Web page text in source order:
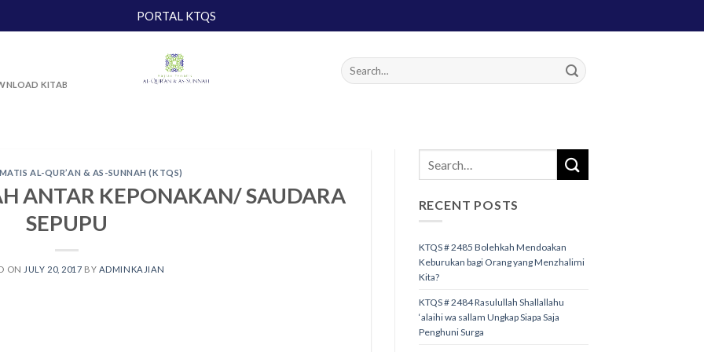
PORTAL KTQS
KITAB
AL-QUR’AN & AS-SUNNAH (KTQS)
ANTAR KEPONAKAN/ SAUDARA
SEPUPU
ON JULY 20, 2017 BY ADMINKAJIAN
RECENT POSTS
KTQS # 2485 Bolehkah Mendoakan
Keburukan bagi Orang yang Menzhalimi
Kita?
KTQS # 2484 Rasulullah Shallallahu
‘alaihi wa sallam Ungkap Siapa Saja
Penghuni Surga